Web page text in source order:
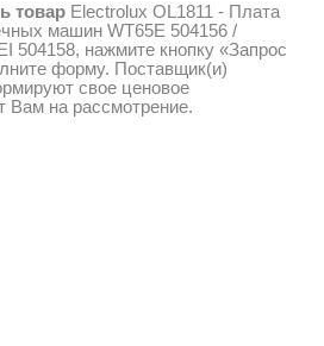
товар Electrolux OL1811 - Плата
машин WT65E 504156 /
504158, нажмите кнопку «Запрос
форму. Поставщик(и)
свое ценовое
Вам на рассмотрение.